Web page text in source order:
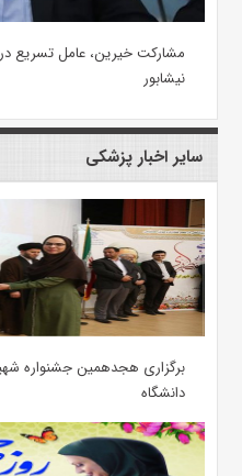
مشارکت خیرین، عامل تسریع
نیشابور
سایر اخبار پزشکی
برگزاری هجدهمین جشنواره
دانشگاه